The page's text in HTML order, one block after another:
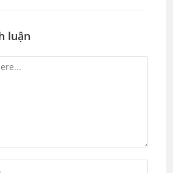
luận